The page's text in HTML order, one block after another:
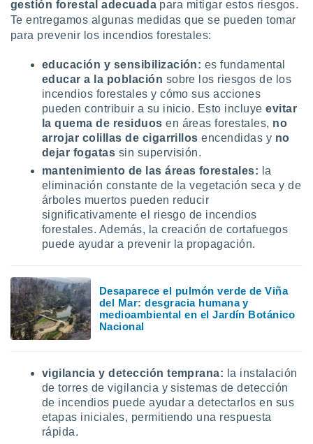
o
aunque
no
Puedes
acceder a
como
este sitio
IP
de
traten tus
a lo que
Para
gestión forestal adecuada para mitigar estos riesgos.
Te entregamos algunas medidas que se pueden tomar
para prevenir los incendios forestales:
educación y sensibilización: es fundamental
educar a la población sobre los riesgos de los
incendios forestales y cómo sus acciones
pueden contribuir a su inicio. Esto incluyeevitar
la quema de residuosen áreas forestales, no
arrojar colillas de cigarrillos encendidas y no
dejar fogatas sin supervisión.
mantenimiento de las áreas forestales: la
eliminación constante de la vegetación seca y de
árboles muertos pueden reducir
significativamente el riesgo de incendios
forestales. Además, la creación de cortafuegos
puede ayudar a prevenir la propagación.
Desaparece el pulmón verde de Viña
del Mar: desgracia humana y
medioambiental en el Jardín Botánico
Nacional
vigilancia y detección temprana: la instalación
de torres de vigilancia y sistemas de detección
de incendios puede ayudar a detectarlos en sus
etapas iniciales, permitiendo una respuesta
rápida.